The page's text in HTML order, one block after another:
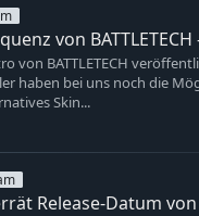
von
von BATTLETECH
haben bei uns noch die
Skin...
Release-Datum von